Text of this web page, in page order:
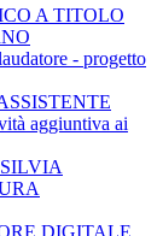
A TITOLO
- progetto
aggiuntiva ai
DIGITALE